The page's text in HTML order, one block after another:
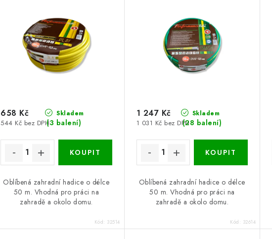
p
r
o
k
t
Skladem
(3 balení)
544 Kč bez DPH
658 Kč
Oblíbená zahradní hadice o délce
50 m. Vhodná pro práci na
zahradě a okolo domu.
Kód: 32514
Skladem
(28 balení)
1 031 Kč bez DPH
1 247 Kč
Oblíbená zahradní hadice o délce
50 m. Vhodná pro práci na
zahradě a okolo domu.
Kód: 32614